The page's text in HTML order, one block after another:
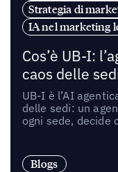
Strategia di
IA nel marketing
Cos’è UB-I:
caos delle
UB-I è l’AI
delle sedi: un
ogni sede, decide
Blogs